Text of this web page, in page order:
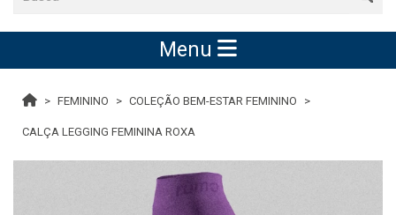
Menu
FEMININO COLEÇÃO BEM-ESTAR FEMININO
CALÇA LEGGING FEMININA ROXA